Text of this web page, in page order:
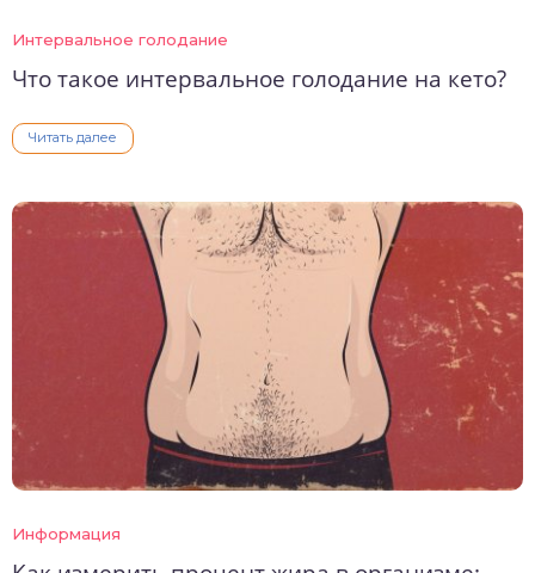
Интервальное голодание
Что такое интервальное голодание на кето?
Читать далее
Информация